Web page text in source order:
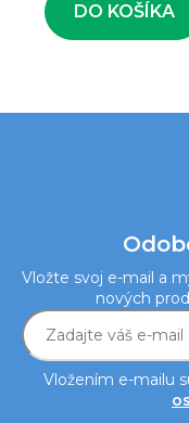
DO KOŠÍKA
Vložte svoj e-mail a
nových
Vložením e-mailu